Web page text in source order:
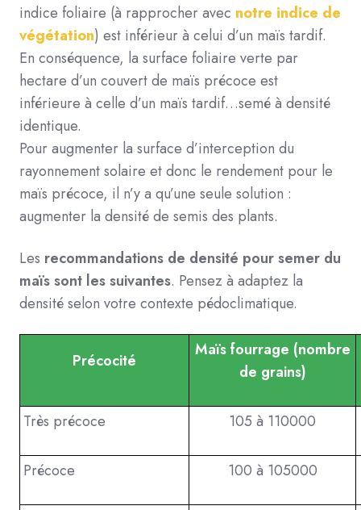
indice foliaire (à rapprocher avec notre indice de
végétation) est inférieur à celui d’un maïs tardif.
En conséquence, la surface foliaire verte par
hectare d’un couvert de maïs précoce est
inférieure à celle d’un maïs tardif…semé à densité
identique.
Pour augmenter la surface d’interception du
rayonnement solaire et donc le rendement pour le
maïs précoce, il n’y a qu’une seule solution :
augmenter la densité de semis des plants.
Les recommandations de densité pour semer du
maïs sont les suivantes. Pensez à adaptez la
densité selon votre contexte pédoclimatique.
Précocité
Maïs fourrage (nombre
de grains)
Très précoce 105 à 110000
Précoce 100 à 105000